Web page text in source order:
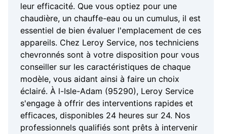
leur efficacité. Que vous optiez pour une
chaudière, un chauffe-eau ou un cumulus, il est
essentiel de bien évaluer l'emplacement de ces
appareils. Chez Leroy Service, nos techniciens
chevronnés sont à votre disposition pour vous
conseiller sur les caractéristiques de chaque
modèle, vous aidant ainsi à faire un choix
éclairé. À l-Isle-Adam (95290), Leroy Service
s'engage à offrir des interventions rapides et
efficaces, disponibles 24 heures sur 24. Nos
professionnels qualifiés sont prêts à intervenir